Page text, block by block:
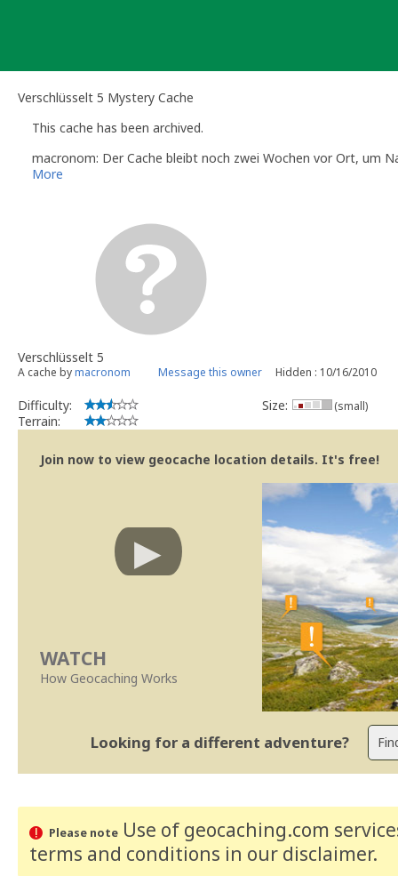
Verschlüsselt 5 Mystery Cache
This cache has been archived.
macronom: Der Cache bleibt noch zwei Wochen vor Ort, um
More
Verschlüsselt 5
A cache bymacronom Message this owner Hidden : 10/16/2010
Difficulty:
Terrain:
Size: (small)
Join now to view geocache location details. It's free!
WATCH
How Geocaching Works
Looking for a different adventure?
Please noteUse of geocaching.com
terms and conditions in our disclaimer.